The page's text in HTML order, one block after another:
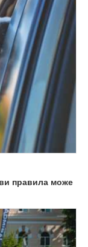
правила може